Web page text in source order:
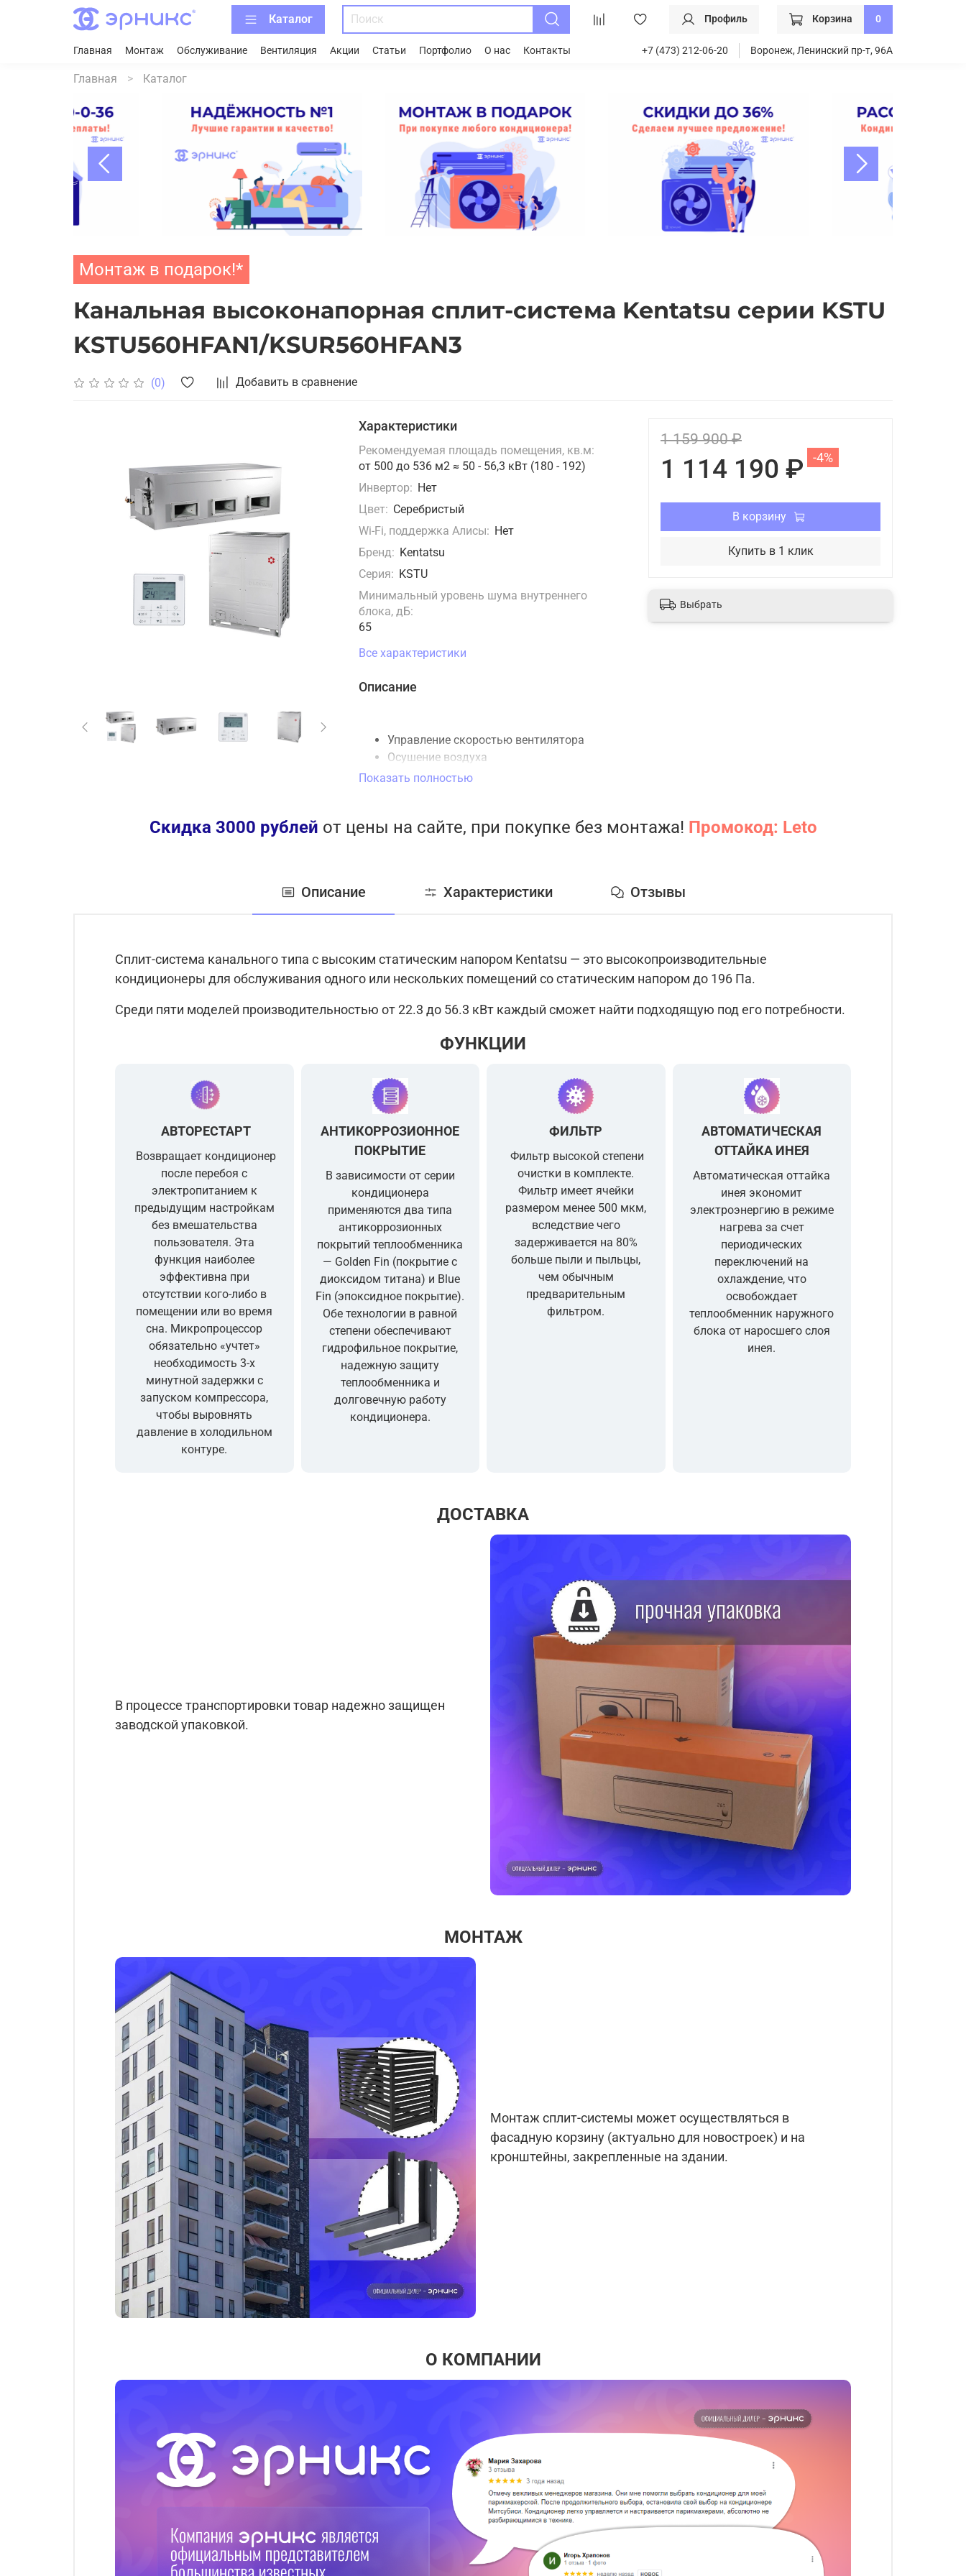
Каталог Профиль Корзина 0
Главная Монтаж Обслуживание Вентиляция Акции Статьи Портфолио О нас Контакты +7 (473) 212-06-20 Воронеж, Ленинский пр-т, 96А
Главная Каталог
Монтаж в подарок!*
Канальная высоконапорная сплит-система Kentatsu серии KSTU
KSTU560HFAN1/KSUR560HFAN3
(0) Добавить в сравнение
Характеристики
Рекомендуемая площадь помещения, кв.м:
от 500 до 536 м2 ≈ 50 - 56,3 кВт (180 - 192)
Инвертор: Нет
Цвет: Серебристый
Wi-Fi, поддержка Алисы: Нет
Бренд: Kentatsu
Серия: KSTU
Минимальный уровень шума внутреннего
блока, дБ:
65
Все характеристики
Описание
Управление скоростью вентилятора
Осушение воздуха
Низкотемпературная доработка (опция)
теплообменника
Автоматическая оттайка инея
Работа по таймеру
Автоматический перезапуск
Фильтр высокой степени очистки
Показать полностью
1 159 900 ₽
1 114 190 ₽ -4%
В корзину
Купить в 1 клик
Выбрать
Скидка 3000 рублей от цены на сайте, при покупке без монтажа! Промокод: Leto
Описание Характеристики Отзывы
Сплит-система канального типа с высоким статическим напором Kentatsu — это высокопроизводительные
кондиционеры для обслуживания одного или нескольких помещений со статическим напором до 196 Па.
Среди пяти моделей производительностью от 22.3 до 56.3 кВт каждый сможет найти подходящую под его потребности.
ФУНКЦИИ
АВТОРЕСТАРТ
Возвращает кондиционер
после перебоя с
электропитанием к
предыдущим настройкам
без вмешательства
пользователя. Эта
функция наиболее
эффективна при
отсутствии кого-либо в
помещении или во время
сна. Микропроцессор
обязательно «учтет»
необходимость 3-х
минутной задержки с
запуском компрессора,
чтобы выровнять
давление в холодильном
контуре.
АНТИКОРРОЗИОННОЕ
ПОКРЫТИЕ
В зависимости от серии
кондиционера
применяются два типа
антикоррозионных
покрытий теплообменника
— Golden Fin (покрытие с
диоксидом титана) и Blue
Fin (эпоксидное покрытие).
Обе технологии в равной
степени обеспечивают
гидрофильное покрытие,
надежную защиту
теплообменника и
долговечную работу
кондиционера.
ФИЛЬТР
Фильтр высокой степени
очистки в комплекте.
Фильтр имеет ячейки
размером менее 500 мкм,
вследствие чего
задерживается на 80%
больше пыли и пыльцы,
чем обычным
предварительным
фильтром.
АВТОМАТИЧЕСКАЯ
ОТТАЙКА ИНЕЯ
Автоматическая оттайка
инея экономит
электроэнергию в режиме
нагрева за счет
периодических
переключений на
охлаждение, что
освобождает
теплообменник наружного
блока от наросшего слоя
инея.
ДОСТАВКА
В процессе транспортировки товар надежно защищен
заводской упаковкой.
МОНТАЖ
Монтаж сплит-системы может осуществляться в
фасадную корзину (актуально для новостроек) и на
кронштейны, закрепленные на здании.
О КОМПАНИИ